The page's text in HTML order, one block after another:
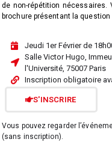
de non-répétition nécessaires.
brochure présentant la
Jeudi 1er Février de
Salle Victor Hugo,
l'Université, 75007 Paris
Inscription obligatoire
S'INSCRIRE
Vous pouvez regarder
(sans inscription).